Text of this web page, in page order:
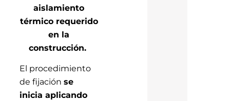
aislamiento
térmico requerido
en la
construcción.
El procedimiento
de fijación se
inicia aplicando